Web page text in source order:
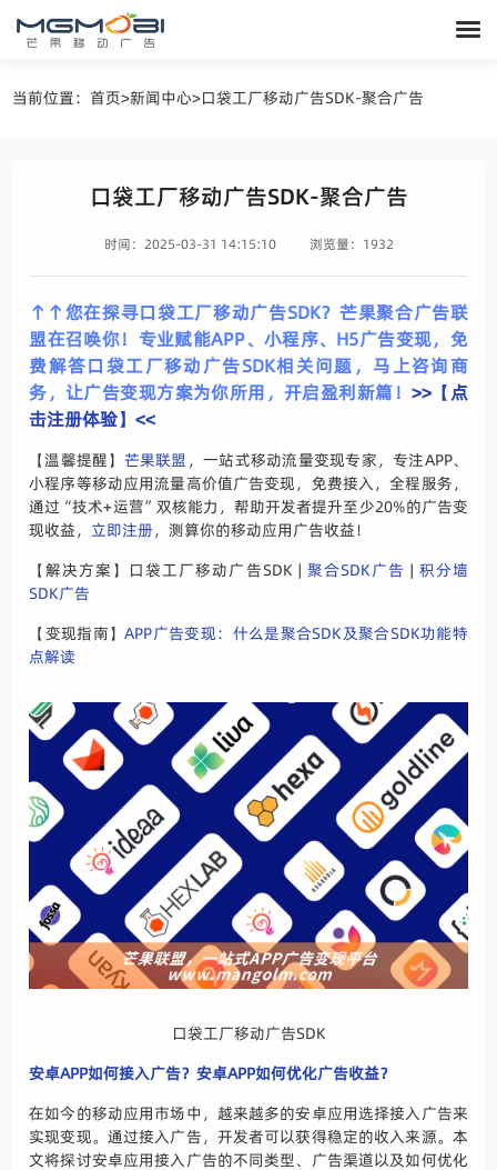
当前位置：首页>新闻中心>口袋工厂移动广告SDK-聚合广告
口袋工厂移动广告SDK-聚合广告
时间：2025-03-31 14:15:10 浏览量：1932
↑↑您在探寻口袋工厂移动广告SDK？芒果聚合广告联
盟在召唤你！专业赋能APP、小程序、H5广告变现，免
费解答口袋工厂移动广告SDK相关问题，马上咨询商
务，让广告变现方案为你所用，开启盈利新篇！ >>【点
击注册体验】<<
【温馨提醒】 芒果联盟 ，一站式移动流量变现专家，专注APP、
小程序等移动应用流量高价值广告变现，免费接入，全程服务，
通过“技术+运营”双核能力，帮助开发者提升至少20%的广告变
现收益， 立即注册，测算你的移动应用广告收益！
【解决方案】口袋工厂移动广告SDK | 聚合SDK广告 | 积分墙
SDK广告
【变现指南】APP广告变现：什么是聚合SDK及聚合SDK功能特
点解读
口袋工厂移动广告SDK
安卓APP如何接入广告？安卓APP如何优化广告收益？
在如今的移动应用市场中，越来越多的安卓应用选择接入广告来
实现变现。通过接入广告，开发者可以获得稳定的收入来源。本
文将探讨安卓应用接入广告的不同类型、广告渠道以及如何优化